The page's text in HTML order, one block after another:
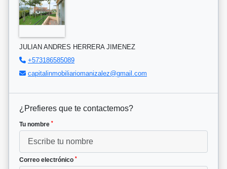
JULIAN ANDRES HERRERA JIMENEZ
+573186585089
capitalinmobiliariomanizalez@gmail.com
¿Prefieres que te contactemos?
Tu nombre *
Correo electrónico *